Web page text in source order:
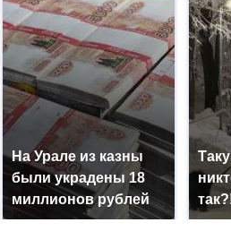
На Урале из казны
были украдены 18
миллионов рублей